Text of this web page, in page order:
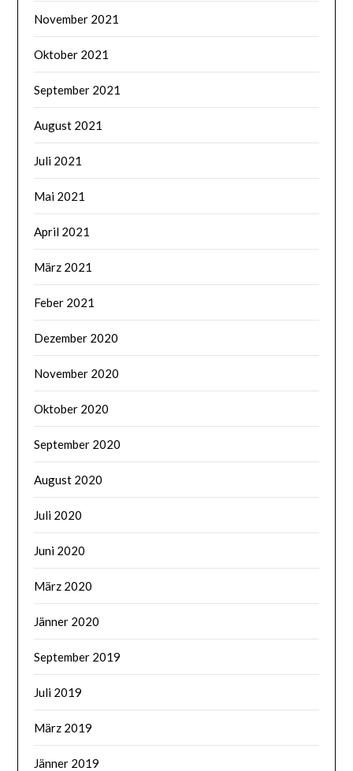
November 2021
Oktober 2021
September 2021
August 2021
Juli 2021
Mai 2021
April 2021
März 2021
Feber 2021
Dezember 2020
November 2020
Oktober 2020
September 2020
August 2020
Juli 2020
Juni 2020
März 2020
Jänner 2020
September 2019
Juli 2019
März 2019
Jänner 2019